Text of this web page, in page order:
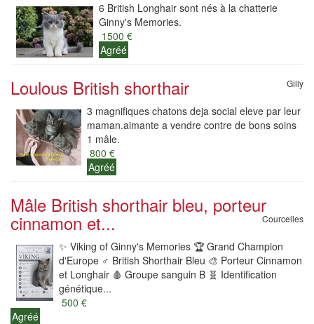
6 British Longhair sont nés à la chatterie
Ginny's Memories.
1500 €
Agréé
Loulous British shorthair Gilly
3 magnifiques chatons deja social eleve par leur
maman.aimante a vendre contre de bons soins
1 mâle.
800 €
Agréé
Mâle British shorthair bleu, porteur
cinnamon et... Courcelles
✨️ Viking of Ginny's Memories 🏆 Grand Champion
d'Europe ♂️ British Shorthair Bleu 🎨 Porteur Cinnamon
et Longhair 🩸 Groupe sanguin B 🧬 Identification
génétique...
500 €
Agréé